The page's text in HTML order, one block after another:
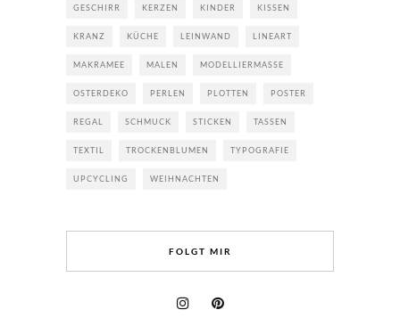
GESCHIRR KERZEN KINDER KISSEN
KRANZ KÜCHE LEINWAND LINEART
MAKRAMEE MALEN MODELLIERMASSE
OSTERDEKO PERLEN PLOTTEN POSTER
REGAL SCHMUCK STICKEN TASSEN
TEXTIL TROCKENBLUMEN TYPOGRAFIE
UPCYCLING WEIHNACHTEN
FOLGT MIR